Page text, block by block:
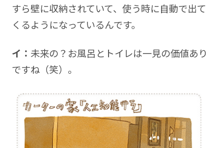
すら壁に収納されていて、使う時に自動で出て
くるようになっているんです。
イ： 未来の？お風呂とトイレは一見の価値あり
ですね（笑）。